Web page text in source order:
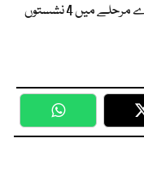
آزاد کشمیر انتخابات کے تیسرے مرحلے میں 4 نشستوں
WhatsApp